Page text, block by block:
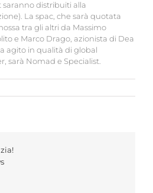
saranno distribuiti alla
La spac, che sarà quotata
tra gli altri da Massimo
e Marco Drago, azionista di Dea
agito in qualità di global
sarà Nomad e Specialist.